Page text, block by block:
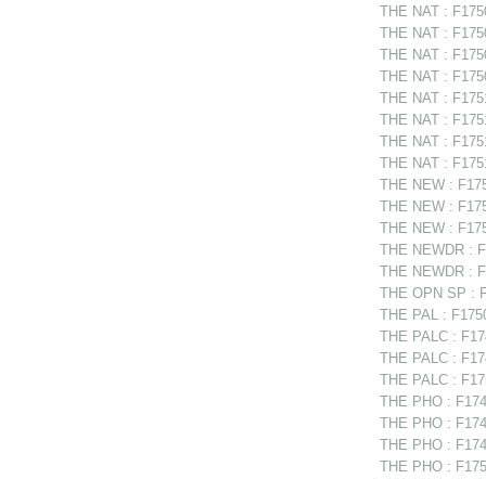
THE NAT :
THE NAT :
THE NAT :
THE NAT :
THE NAT :
THE NAT :
THE NAT :
THE NAT :
THE NEW :
THE NEW :
THE NEW :
THE NEWDR :
THE NEWDR :
THE OPN SP :
THE PAL :
THE PALC :
THE PALC :
THE PALC :
THE PHO :
THE PHO :
THE PHO :
THE PHO :